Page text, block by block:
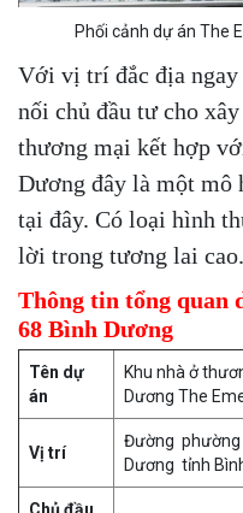
Phối cảnh dự án The
Với vị trí đắc địa ngay
nối chủ đầu tư cho
thương mại kết hợp
Dương đây là một mô
tại đây. Có loại hình
lời trong tương lai cao.
Thông tin tổng quan
68 Bình Dương
Tên dự
án
Khu nhà ở
Dương The
Vị trí
Đường phường
Dương tỉnh